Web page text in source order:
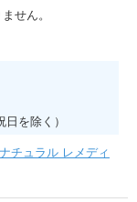
せん。
を除く）
チュラル レメディ